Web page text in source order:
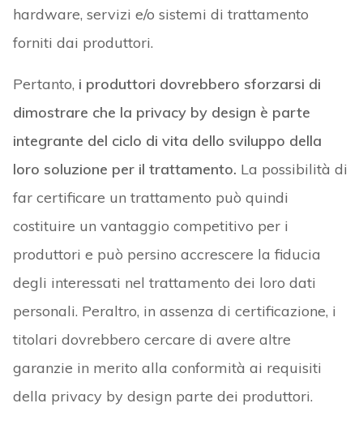
hardware, servizi e/o sistemi di trattamento
forniti dai produttori.
Pertanto, i produttori dovrebbero sforzarsi di
dimostrare che la privacy by design è parte
integrante del ciclo di vita dello sviluppo della
loro soluzione per il trattamento. La possibilità di
far certificare un trattamento può quindi
costituire un vantaggio competitivo per i
produttori e può persino accrescere la fiducia
degli interessati nel trattamento dei loro dati
personali. Peraltro, in assenza di certificazione, i
titolari dovrebbero cercare di avere altre
garanzie in merito alla conformità ai requisiti
della privacy by design parte dei produttori.